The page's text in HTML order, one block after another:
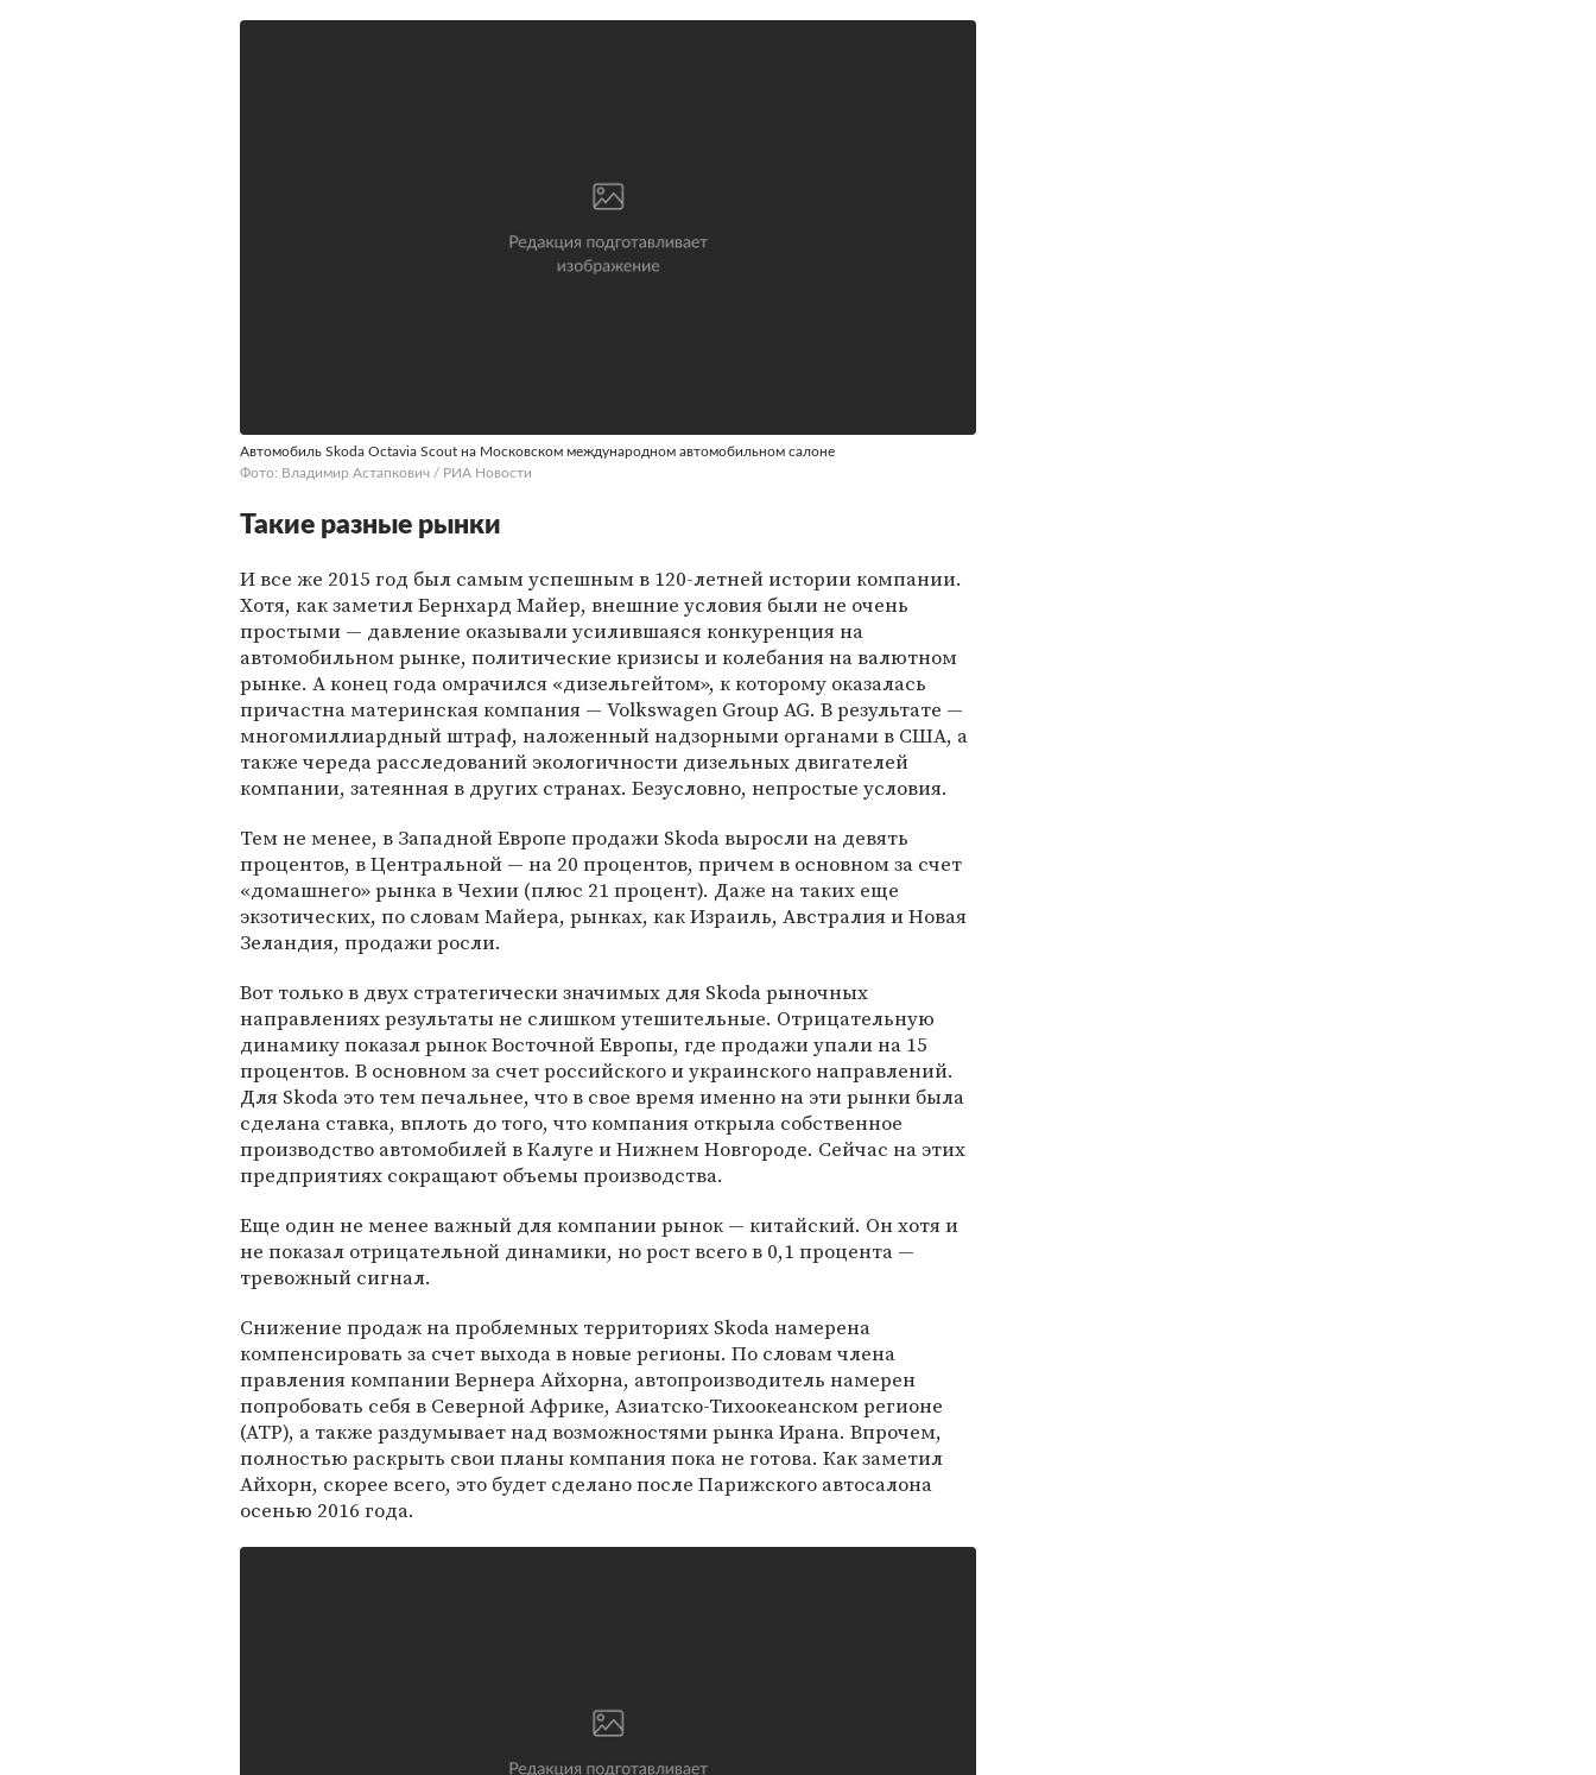
Автомобиль Skoda Оctavia Scout на Московском международном автомобильном салоне
Фото: Владимир Астапкович / РИА Новости
Такие разные рынки
И все же 2015 год был самым успешным в 120-летней истории компании.
Хотя, как заметил Бернхард Майер, внешние условия были не очень
простыми — давление оказывали усилившаяся конкуренция на
автомобильном рынке, политические кризисы и колебания на валютном
рынке. А конец года омрачился «дизельгейтом», к которому оказалась
причастна материнская компания — Volkswagen Group AG. В результате —
многомиллиардный штраф, наложенный надзорными органами в США, а
также череда расследований экологичности дизельных двигателей
компании, затеянная в других странах. Безусловно, непростые условия.
Тем не менее, в Западной Европе продажи Skoda выросли на девять
процентов, в Центральной — на 20 процентов, причем в основном за счет
«домашнего» рынка в Чехии (плюс 21 процент). Даже на таких еще
экзотических, по словам Майера, рынках, как Израиль, Австралия и Новая
Зеландия, продажи росли.
Вот только в двух стратегически значимых для Skoda рыночных
направлениях результаты не слишком утешительные. Отрицательную
динамику показал рынок Восточной Европы, где продажи упали на 15
процентов. В основном за счет российского и украинского направлений.
Для Skoda это тем печальнее, что в свое время именно на эти рынки была
сделана ставка, вплоть до того, что компания открыла собственное
производство автомобилей в Калуге и Нижнем Новгороде. Сейчас на этих
предприятиях сокращают объемы производства.
Еще один не менее важный для компании рынок — китайский. Он хотя и
не показал отрицательной динамики, но рост всего в 0,1 процента —
тревожный сигнал.
Снижение продаж на проблемных территориях Skoda намерена
компенсировать за счет выхода в новые регионы. По словам члена
правления компании Вернера Айхорна, автопроизводитель намерен
попробовать себя в Северной Африке, Азиатско-Тихоокеанском регионе
(АТР), а также раздумывает над возможностями рынка Ирана. Впрочем,
полностью раскрыть свои планы компания пока не готова. Как заметил
Айхорн, скорее всего, это будет сделано после Парижского автосалона
осенью 2016 года.